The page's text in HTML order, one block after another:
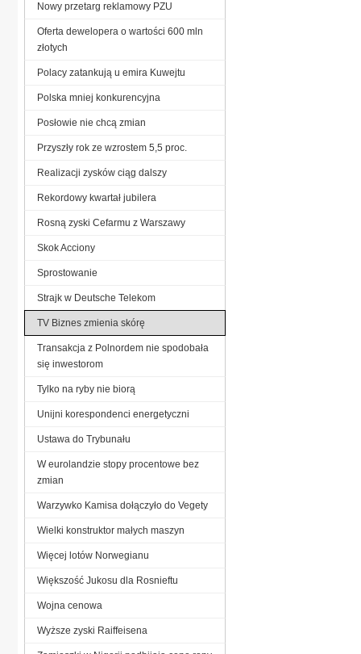
Nowy przetarg reklamowy PZU
Oferta dewelopera o wartości 600 mln
złotych
Polacy zatankują u emira Kuwejtu
Polska mniej konkurencyjna
Posłowie nie chcą zmian
Przyszły rok ze wzrostem 5,5 proc.
Realizacji zysków ciąg dalszy
Rekordowy kwartał jubilera
Rosną zyski Cefarmu z Warszawy
Skok Acciony
Sprostowanie
Strajk w Deutsche Telekom
TV Biznes zmienia skórę
Transakcja z Polnordem nie spodobała
się inwestorom
Tylko na ryby nie biorą
Unijni korespondenci energetyczni
Ustawa do Trybunału
W eurolandzie stopy procentowe bez
zmian
Warzywko Kamisa dołączyło do Vegety
Wielki konstruktor małych maszyn
Więcej lotów Norwegianu
Większość Jukosu dla Rosnieftu
Wojna cenowa
Wyższe zyski Raiffeisena